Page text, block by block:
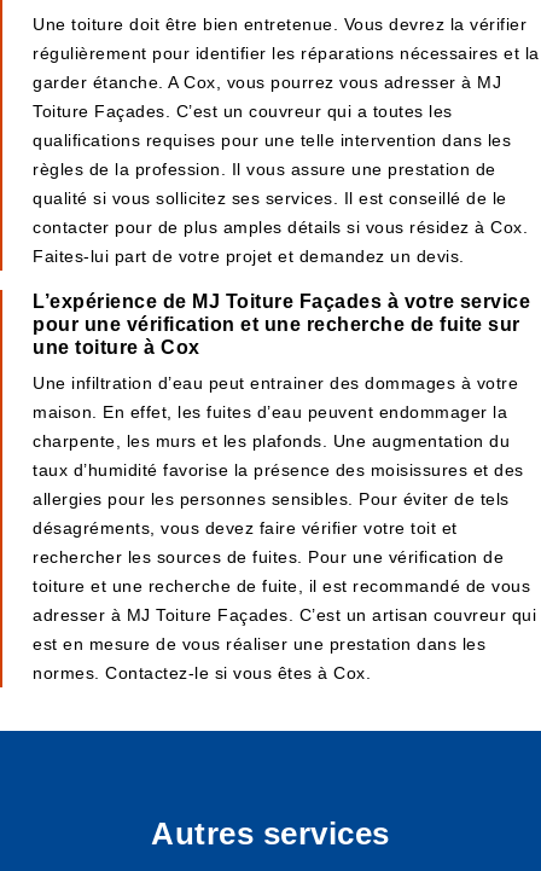
Une toiture doit être bien entretenue. Vous devrez la vérifier
régulièrement pour identifier les réparations nécessaires et la
garder étanche. A Cox, vous pourrez vous adresser à MJ
Toiture Façades. C’est un couvreur qui a toutes les
qualifications requises pour une telle intervention dans les
règles de la profession. Il vous assure une prestation de
qualité si vous sollicitez ses services. Il est conseillé de le
contacter pour de plus amples détails si vous résidez à Cox.
Faites-lui part de votre projet et demandez un devis.
L’expérience de MJ Toiture Façades à votre service
pour une vérification et une recherche de fuite sur
une toiture à Cox
Une infiltration d’eau peut entrainer des dommages à votre
maison. En effet, les fuites d’eau peuvent endommager la
charpente, les murs et les plafonds. Une augmentation du
taux d’humidité favorise la présence des moisissures et des
allergies pour les personnes sensibles. Pour éviter de tels
désagréments, vous devez faire vérifier votre toit et
rechercher les sources de fuites. Pour une vérification de
toiture et une recherche de fuite, il est recommandé de vous
adresser à MJ Toiture Façades. C’est un artisan couvreur qui
est en mesure de vous réaliser une prestation dans les
normes. Contactez-le si vous êtes à Cox.
Autres services